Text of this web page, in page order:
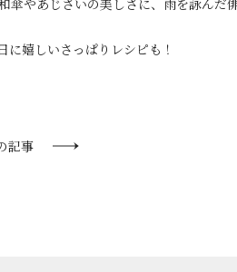
やあじさいの美しさに、雨を詠んだ
嬉しいさっぱりレシピも！
記事